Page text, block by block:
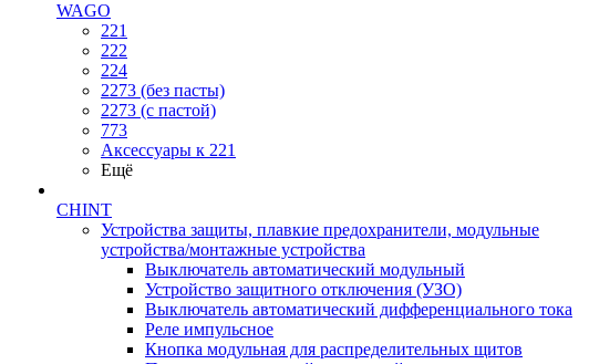
WAGO
221
222
224
2273 (без пасты)
2273 (с пастой)
773
Аксессуары к 221
Ещё
CHINT
Устройства защиты, плавкие предохранители, модульные
устройства/монтажные устройства
Выключатель автоматический модульный
Устройство защитного отключения (УЗО)
Выключатель автоматический дифференциального тока
Реле импульсное
Кнопка модульная для распределительных щитов